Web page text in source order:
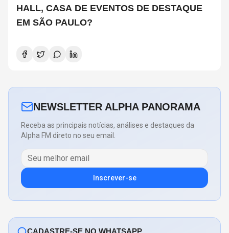
HALL, CASA DE EVENTOS DE DESTAQUE
EM SÃO PAULO?
NEWSLETTER ALPHA PANORAMA
Receba as principais notícias, análises e destaques da
Alpha FM direto no seu email.
Inscrever-se